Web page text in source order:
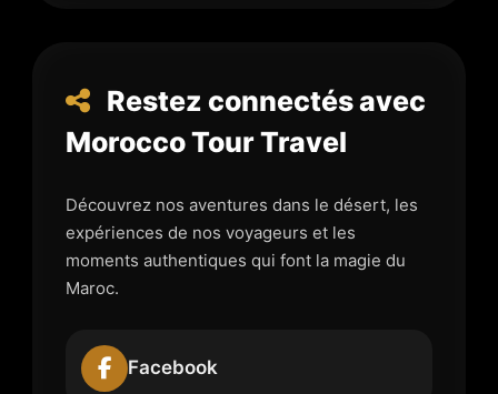
Restez connectés avec
Morocco Tour Travel
Découvrez nos aventures dans le désert, les
expériences de nos voyageurs et les
moments authentiques qui font la magie du
Maroc.
Facebook